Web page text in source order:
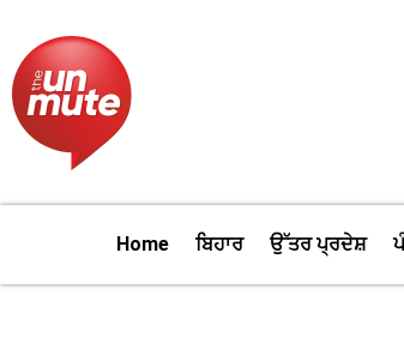
content
Home ਬਿਹਾਰ ਉੱਤਰ ਪ੍ਰਦੇਸ਼